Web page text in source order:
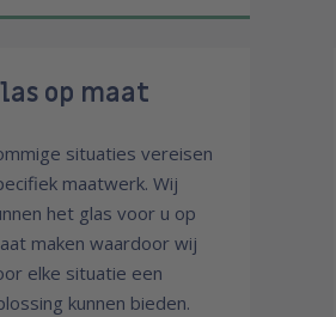
op maat
situaties vereisen
maatwerk. Wij
het glas voor u op
maken waardoor wij
elke situatie een
kunnen bieden.